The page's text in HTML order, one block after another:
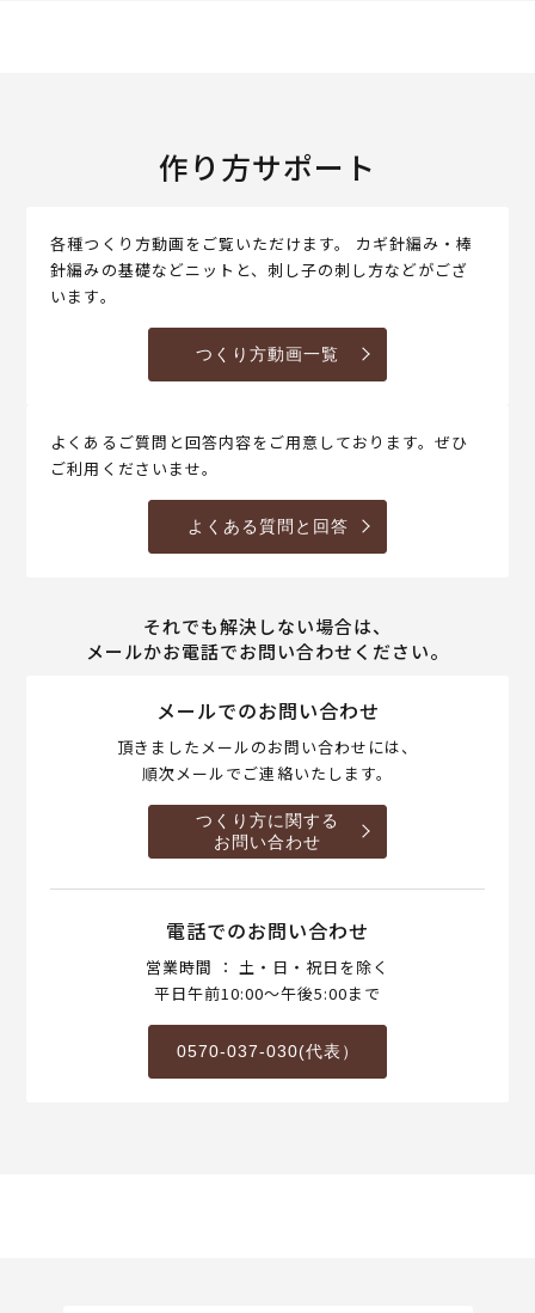
作り方サポート
各種つくり方動画をご覧いただけます。 カギ針編み・棒
針編みの基礎などニットと、刺し子の刺し方などがござ
います。
つくり方動画一覧
よくあるご質問と回答内容をご用意しております。ぜひ
ご利用くださいませ。
よくある質問と回答
それでも解決しない場合は、
メールかお電話でお問い合わせください。
メールでのお問い合わせ
頂きましたメールのお問い合わせには、
順次メールでご連絡いたします。
つくり方に関する
お問い合わせ
電話でのお問い合わせ
営業時間 ： 土・日・祝日を除く
平日午前10:00～午後5:00まで
0570-037-030(代表）